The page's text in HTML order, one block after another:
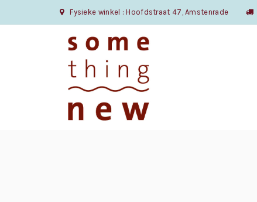
Fysieke winkel : Hoofdstraat 47, Amstenrade